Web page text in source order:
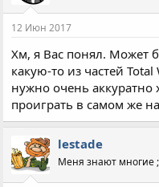
12 Июн 2017
Хм, я Вас понял. Может
какую-то из частей
нужно очень
проиграть в самом же
lestade
Меня знают многие